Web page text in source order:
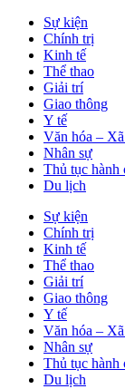
Sự kiện
Chính trị
Kinh tế
Thể thao
Giải trí
Giao thông
Y tế
Văn hóa –
Nhân sự
Thủ tục hành
Du lịch
Sự kiện
Chính trị
Kinh tế
Thể thao
Giải trí
Giao thông
Y tế
Văn hóa –
Nhân sự
Thủ tục hành
Du lịch